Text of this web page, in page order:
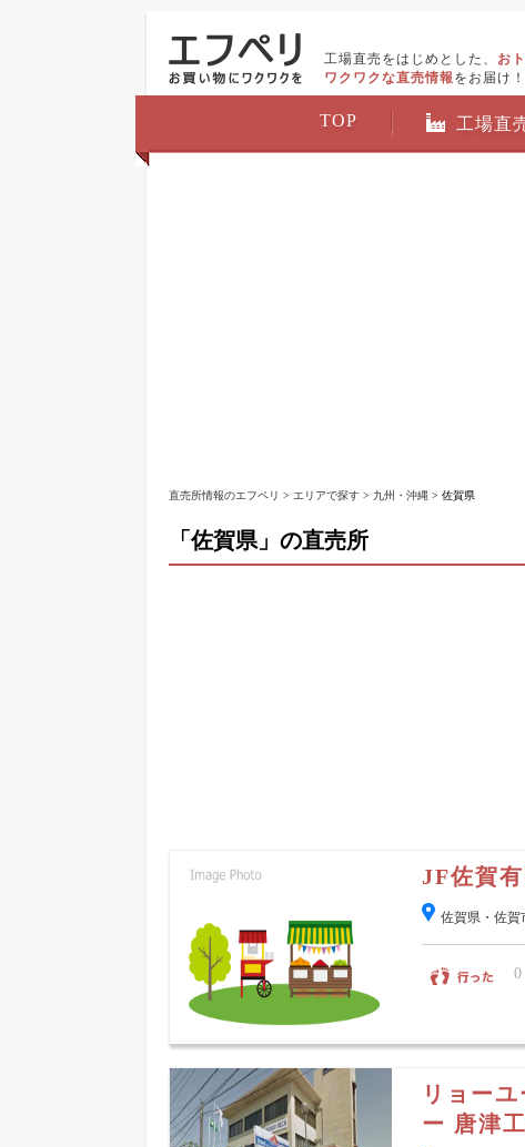
工場直売をはじめとした、 お
ワクワクな直売情報 をお届け！
TOP 工場直
直売所情報のエフペリ > エリアで探す > 九州・沖縄 > 佐賀県
「佐賀県」の直売所
JF佐賀
佐賀県・佐賀
0
リョー
ー 唐津